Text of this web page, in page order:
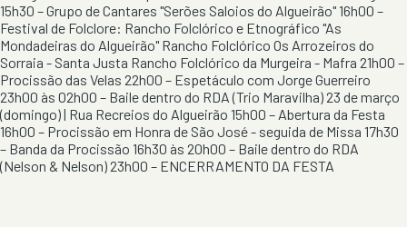
15h30 – Grupo de Cantares "Serões Saloios do Algueirão" 16h00 –
Festival de Folclore: Rancho Folclórico e Etnográfico "As
Mondadeiras do Algueirão" Rancho Folclórico Os Arrozeiros do
Sorraia - Santa Justa Rancho Folclórico da Murgeira - Mafra 21h00 –
Procissão das Velas 22h00 – Espetáculo com Jorge Guerreiro
23h00 às 02h00 – Baile dentro do RDA (Trio Maravilha) 23 de março
(domingo) | Rua Recreios do Algueirão 15h00 – Abertura da Festa
16h00 – Procissão em Honra de São José - seguida de Missa 17h30
– Banda da Procissão 16h30 às 20h00 – Baile dentro do RDA
(Nelson & Nelson) 23h00 – ENCERRAMENTO DA FESTA